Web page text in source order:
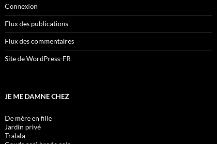
Connexion
Flux des publications
Flux des commentaires
Site de WordPress-FR
JE ME DAMNE CHEZ
De mère en fille
Jardin privé
Tralala